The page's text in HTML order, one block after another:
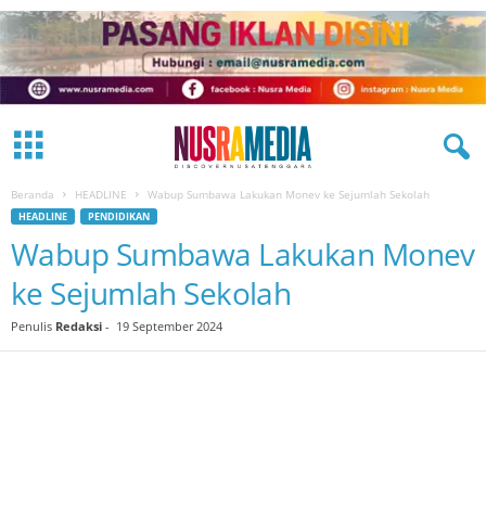
Beranda HEADLINE Wabup Sumbawa Lakukan Monev ke Sejumlah Sekolah
HEADLINE PENDIDIKAN
Wabup Sumbawa Lakukan Monev
ke Sejumlah Sekolah
Penulis Redaksi - 19 September 2024